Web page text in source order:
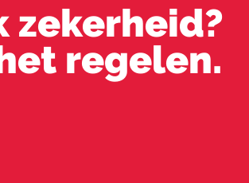
zekerheid?
regelen.